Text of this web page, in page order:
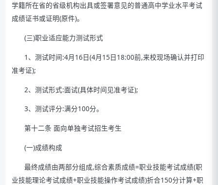
学籍所在省的省级机构出具或签署意见的普通高中学业水平考试
成绩证书或证明(原件)。
(三)职业适应能力测试形式
1、测试时间:4月16日(4月15日18:00前,来校现场确认并打印
准考证);
2、测试形式:面试(具体时间见准考证);
3、测试评分:满分100分。
第十二条 面向单独考试招生考生
(一)成绩构成
最终成绩由两部分组成,综合素质成绩=职业技能考试成绩(职
业技能理论考试成绩+职业技能操作考试成绩)折合150分计算+职